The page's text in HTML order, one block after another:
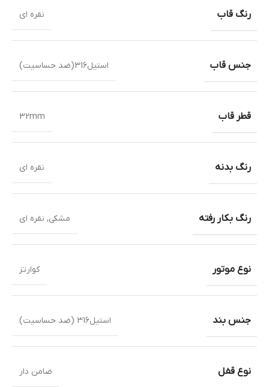
رنگ قاب نقره ای
جنس قاب استیل316(ضد حساسیت)
قطر قاب 32mm
رنگ بدنه نقره ای
رنگ بکار رفته مشکی, نقره ای
نوع موتور کوارتز
جنس بند استیل316 (ضد حساسیت)
نوع قفل ضامن دار